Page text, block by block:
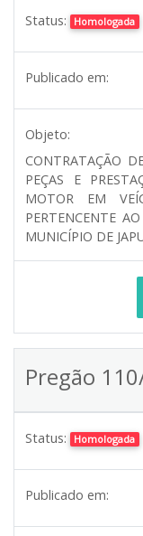
Status: Homologada
Publicado em:
Objeto:
CONTRATAÇÃO
PEÇAS E
MOTOR EM
PERTENCENTE
MUNICÍPIO DE
Pregão
Status: Homologada
Publicado em: